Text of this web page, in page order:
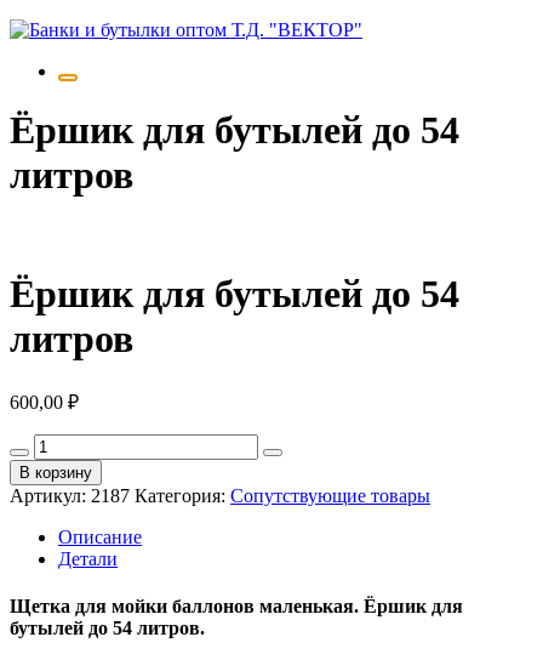
Ёршик для бутылей до 54
литров
Ёршик для бутылей до 54
литров
600,00 ₽
Количество
товара
Ёршик
для
бутылей
до
В корзину
Артикул: 2187 Категория: Сопутствующие товары
Описание
Детали
Щетка для мойки баллонов маленькая. Ёршик для
бутылей до 54 литров.